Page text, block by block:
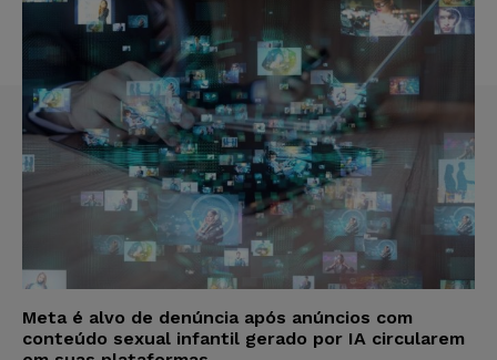
Meta é alvo de denúncia após anúncios com
conteúdo sexual infantil gerado por IA circularem